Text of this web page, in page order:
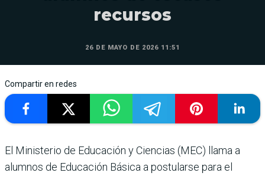
recursos
26 DE MAYO DE 2026 11:51
Compartir en redes
El Ministerio de Educación y Ciencias (MEC) llama a
alumnos de Educación Básica a postularse para el